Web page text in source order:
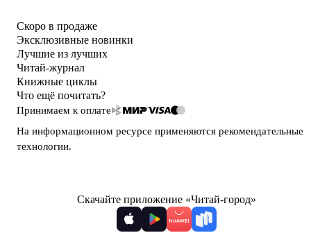
Скоро в продаже
Эксклюзивные новинки
Лучшие из лучших
Читай-журнал
Книжные циклы
Что ещё почитать?
Принимаем к оплате
На информационном ресурсе применяются рекомендательные
технологии.
Скачайте приложение «Читай-город»